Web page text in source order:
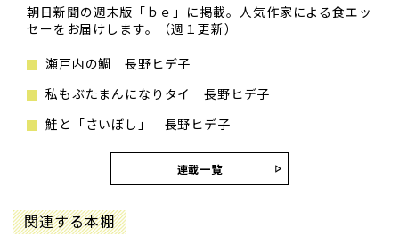
朝日新聞の週末版「ｂｅ」に掲載。人気作家による食エッ
セーをお届けします。（週１更新）
瀬戸内の鯛 長野ヒデ子
私もぶたまんになりタイ 長野ヒデ子
鮭と「さいぼし」 長野ヒデ子
連載一覧
関連する本棚